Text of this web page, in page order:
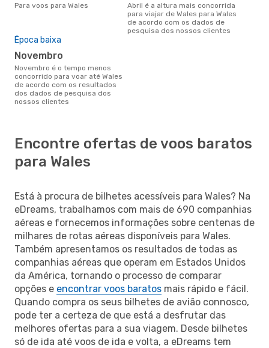
Para voos para Wales
abril é a altura mais concorrida
para viajar de Wales para Wales
de acordo com os dados de
pesquisa dos nossos clientes
Época baixa
novembro
novembro é o tempo menos
concorrido para voar até Wales
de acordo com os resultados
dos dados de pesquisa dos
nossos clientes
Encontre ofertas de voos baratos
para Wales
Está à procura de bilhetes acessíveis para Wales? Na
eDreams, trabalhamos com mais de 690 companhias
aéreas e fornecemos informações sobre centenas de
milhares de rotas aéreas disponíveis para Wales.
Também apresentamos os resultados de todas as
companhias aéreas que operam em Estados Unidos
da América, tornando o processo de comparar
opções e encontrar voos baratos mais rápido e fácil.
Quando compra os seus bilhetes de avião connosco,
pode ter a certeza de que está a desfrutar das
melhores ofertas para a sua viagem. Desde bilhetes
só de ida até voos de ida e volta, a eDreams tem